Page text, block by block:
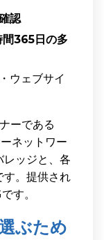
認
365日の多
ウェブサイ
ーである
ネットワー
レッジと、各
す。提供され
す。
ぶため